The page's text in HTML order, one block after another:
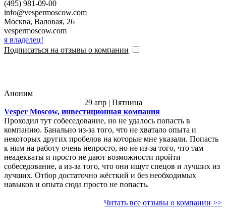
(495) 981-09-00
info@vespermoscow.com
Москва, Валовая, 26
vespermoscow.com
я владелец!
Подписаться на отзывы о компании
Аноним
29 апр | Пятница
Vesper Moscow, инвестиционная компания
Проходил тут собеседование, но не удалось попасть в
компанию. Банально из-за того, что не хватало опыта и
некоторых других пробелов на которые мне указали. Попасть
к ним на работу очень непросто, но не из-за того, что там
неадекваты и просто не дают возможности пройти
собеседование, а из-за того, что они ищут спецов и лучших из
лучших. Отбор достаточно жёсткий и без необходимых
навыков и опыта сюда просто не попасть.
Читать все отзывы о компании >>